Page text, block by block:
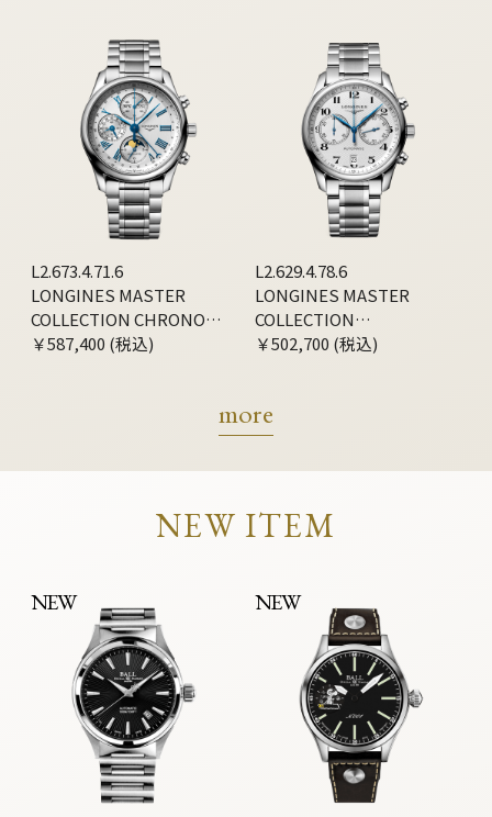
L2.673.4.71.6
LONGINES MASTER
COLLECTION CHRONO
MOONPHASE
￥587,400 (税込)
L2.629.4.78.6
LONGINES MASTER
COLLECTION
CHRONOGRAPH
￥502,700 (税込)
more
NEW ITEM
NEW NEW